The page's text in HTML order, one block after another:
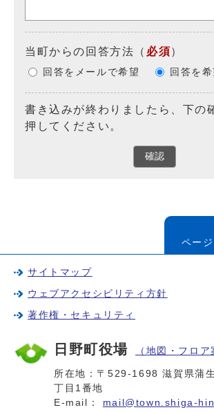
当町からの回答方法 （ 必須）
回答をメールで希望 回答を
書き込みが終わりましたら、下の
押してください。
確認
ペー
サイトマップ
ウェブアクセシビリティ方針
著作権・セキュリティ
日野町役場 （地図・フロア
所在地：〒529-1698 滋賀県蒲
丁目1番地
E-mail： mail@town.shiga-